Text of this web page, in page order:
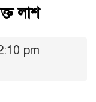
লাশ
pm